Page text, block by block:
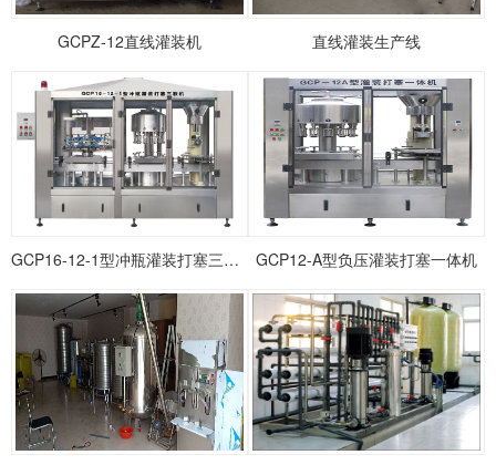
GCPZ-12直线灌装机 直线灌装生产线
GCP16-12-1型冲瓶灌装打塞三联机 GCP12-A型负压灌装打塞一体机